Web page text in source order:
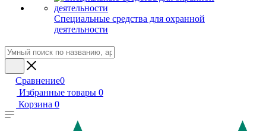
Специальные средства для охранной
деятельности
Сравнение0
Избранные товары 0
Корзина 0